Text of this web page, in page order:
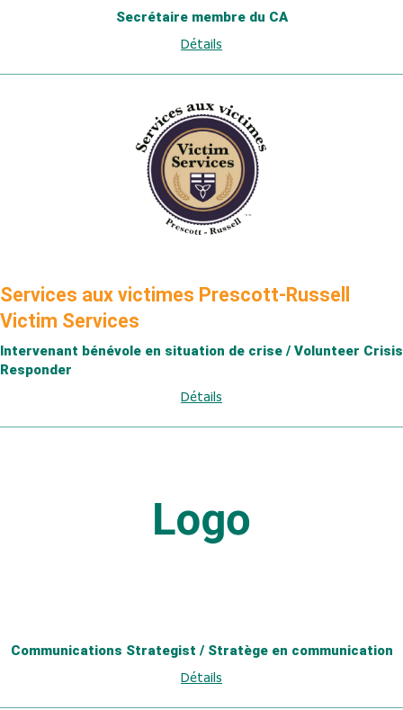
Secrétaire membre du CA
Détails
Services aux victimes Prescott-Russell
Victim Services
Intervenant bénévole en situation de crise / Volunteer Crisis
Responder
Détails
Communications Strategist / Stratège en communication
Détails